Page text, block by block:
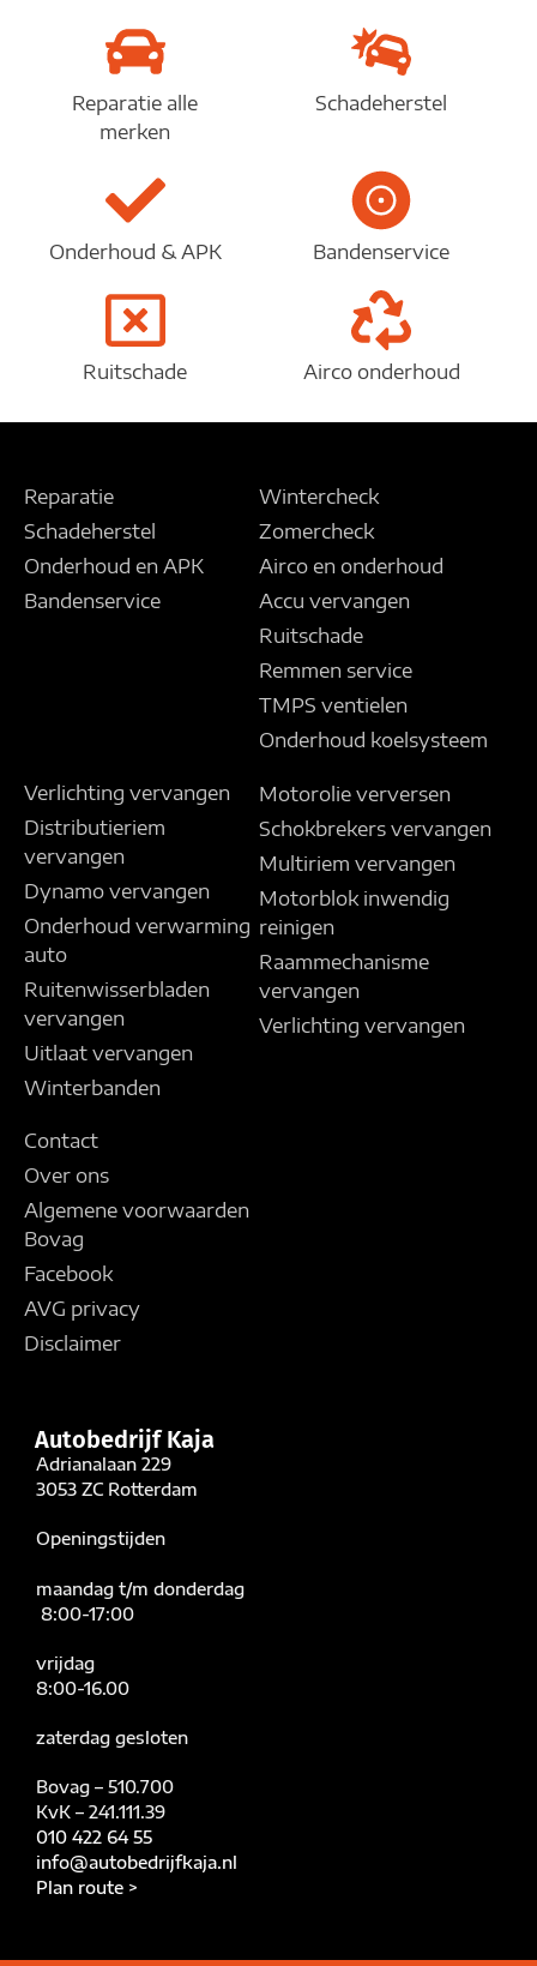
Reparatie alle
merken
Schadeherstel
Onderhoud & APK Bandenservice
Ruitschade Airco onderhoud
Reparatie
Schadeherstel
Onderhoud en APK
Bandenservice
Wintercheck
Zomercheck
Airco en onderhoud
Accu vervangen
Ruitschade
Remmen service
TMPS ventielen
Onderhoud koelsysteem
Verlichting vervangen
Distributieriem
vervangen
Dynamo vervangen
Onderhoud verwarming
auto
Ruitenwisserbladen
vervangen
Uitlaat vervangen
Winterbanden
Motorolie verversen
Schokbrekers vervangen
Multiriem vervangen
Motorblok inwendig
reinigen
Raammechanisme
vervangen
Verlichting vervangen
Contact
Over ons
Algemene voorwaarden
Bovag
Facebook
AVG privacy
Disclaimer
Autobedrijf Kaja
Adrianalaan 229
3053 ZC Rotterdam
Openingstijden
maandag t/m donderdag
8:00-17:00
vrijdag
8:00-16.00
zaterdag gesloten
Bovag – 510.700
KvK – 241.111.39
010 422 64 55
info@autobedrijfkaja.nl
Plan route >